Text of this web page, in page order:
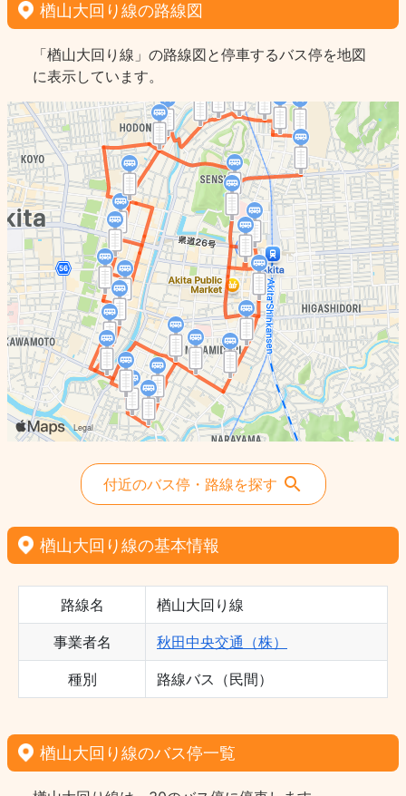
楢山大回り線の路線図
「楢山大回り線」の路線図と停車するバス停を地図
に表示しています。
付近のバス停・路線を探す
楢山大回り線の基本情報
路線名 楢山大回り線
事業者名 秋田中央交通（株）
種別 路線バス（民間）
楢山大回り線のバス停一覧